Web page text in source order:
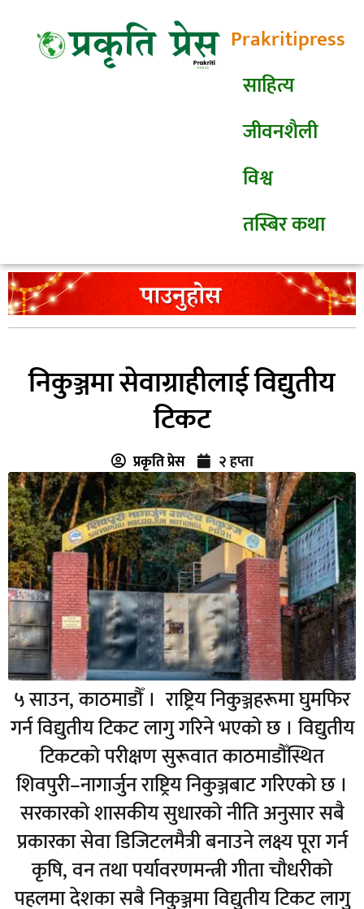
Prakritipress
साहित्य
जीवनशैली
विश्व
तस्बिर कथा
निकुञ्जमा सेवाग्राहीलाई विद्युतीय
टिकट
प्रकृति प्रेस २ हप्ता
५ साउन, काठमाडौँ । राष्ट्रिय निकुञ्जहरूमा घुमफिर
गर्न विद्युतीय टिकट लागु गरिने भएको छ । विद्युतीय
टिकटको परीक्षण सुरूवात काठमाडौँस्थित
शिवपुरी–नागार्जुन राष्ट्रिय निकुञ्जबाट गरिएको छ ।
सरकारको शासकीय सुधारको नीति अनुसार सबै
प्रकारका सेवा डिजिटलमैत्री बनाउने लक्ष्य पूरा गर्न
कृषि, वन तथा पर्यावरणमन्त्री गीता चौधरीको
पहलमा देशका सबै निकुञ्जमा विद्युतीय टिकट लागु